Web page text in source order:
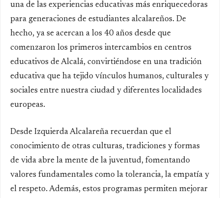
una de las experiencias educativas más enriquecedoras
para generaciones de estudiantes alcalareños. De
hecho, ya se acercan a los 40 años desde que
comenzaron los primeros intercambios en centros
educativos de Alcalá, convirtiéndose en una tradición
educativa que ha tejido vínculos humanos, culturales y
sociales entre nuestra ciudad y diferentes localidades
europeas.
Desde Izquierda Alcalareña recuerdan que el
conocimiento de otras culturas, tradiciones y formas
de vida abre la mente de la juventud, fomentando
valores fundamentales como la tolerancia, la empatía y
el respeto. Además, estos programas permiten mejorar